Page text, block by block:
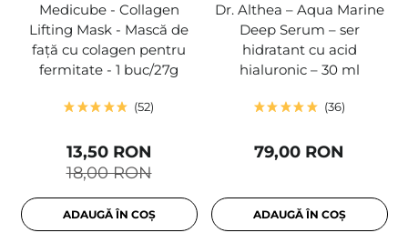
Medicube - Collagen
Lifting Mask - Mască de
față cu colagen pentru
fermitate - 1 buc/27g
52
18,00 RON
13,50 RON
ADAUGĂ ÎN COȘ
Dr. Althea – Aqua Marine
Deep Serum – ser
hidratant cu acid
hialuronic – 30 ml
36
79,00 RON
ADAUGĂ ÎN COȘ